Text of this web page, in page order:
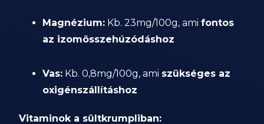
Magnézium: Kb. 23mg/100g, amifontos
az izomösszehúzódáshoz
Vas: Kb. 0,8mg/100g, ami szükséges az
oxigénszállításhoz
Vitaminok a sültkrumpliban: